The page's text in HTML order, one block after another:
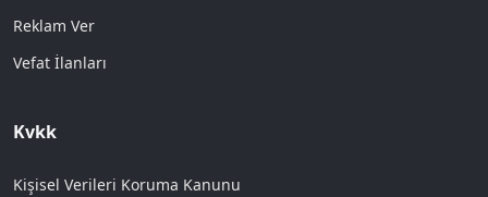
Reklam Ver
Vefat İlanları
Kvkk
Kişisel Verileri Koruma Kanunu